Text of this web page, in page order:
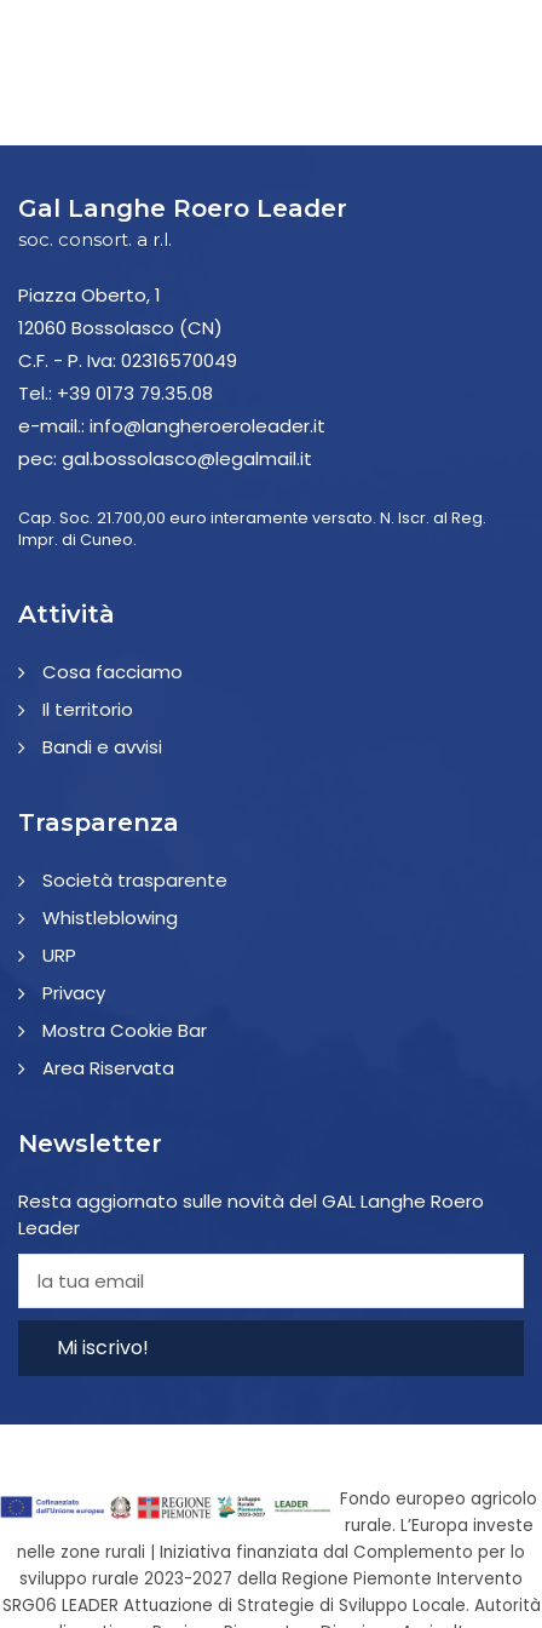
Gal Langhe Roero Leader
soc. consort. a r.l.
Piazza Oberto, 1
12060 Bossolasco (CN)
C.F. - P. Iva: 02316570049
Tel.: +39 0173 79.35.08
e-mail.: info@langheroeroleader.it
pec: gal.bossolasco@legalmail.it
Cap. Soc. 21.700,00 euro interamente versato. N. Iscr. al Reg.
Impr. di Cuneo.
Attività
Cosa facciamo
Il territorio
Bandi e avvisi
Trasparenza
Società trasparente
Whistleblowing
URP
Privacy
Mostra Cookie Bar
Area Riservata
Newsletter
Resta aggiornato sulle novità del GAL Langhe Roero
Leader
Mi iscrivo!
Fondo europeo agricolo
rurale. L’Europa investe
nelle zone rurali | Iniziativa finanziata dal Complemento per lo
sviluppo rurale 2023-2027 della Regione Piemonte Intervento
SRG06 LEADER Attuazione di Strategie di Sviluppo Locale. Autorità